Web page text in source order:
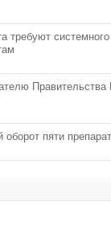
требуют системного
оборот пяти